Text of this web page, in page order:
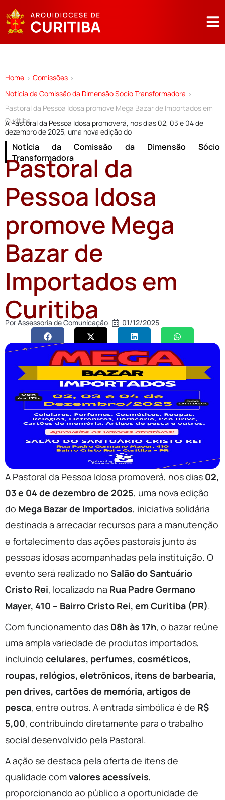
Home > Comissões >
Notícia da Comissão da Dimensão Sócio Transformadora >
Pastoral da Pessoa Idosa promove Mega Bazar de Importados em
Curitiba
A Pastoral da Pessoa Idosa promoverá, nos dias 02, 03 e 04 de
dezembro de 2025, uma nova edição do
Notícia da Comissão da Dimensão Sócio
Transformadora
Pastoral da
Pessoa Idosa
promove Mega
Bazar de
Importados em
Curitiba
PorAssessoria de Comunicação 01/12/2025
A Pastoral da Pessoa Idosa promoverá, nos dias 02,
03 e 04 de dezembro de 2025, uma nova edição
do Mega Bazar de Importados, iniciativa solidária
destinada a arrecadar recursos para a manutenção
e fortalecimento das ações pastorais junto às
pessoas idosas acompanhadas pela instituição. O
evento será realizado no Salão do Santuário
Cristo Rei, localizado na Rua Padre Germano
Mayer, 410 – Bairro Cristo Rei, em Curitiba (PR).
Com funcionamento das 08h às 17h, o bazar reúne
uma ampla variedade de produtos importados,
incluindo celulares, perfumes, cosméticos,
roupas, relógios, eletrônicos, itens de barbearia,
pen drives, cartões de memória, artigos de
pesca, entre outros. A entrada simbólica é de R$
5,00, contribuindo diretamente para o trabalho
social desenvolvido pela Pastoral.
A ação se destaca pela oferta de itens de
qualidade comvalores acessíveis,
proporcionando ao público a oportunidade de